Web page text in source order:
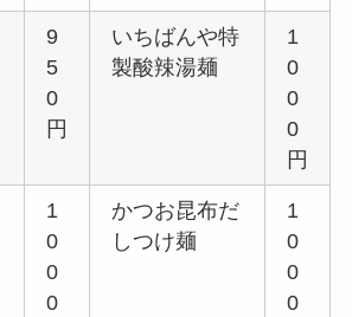
9
5
0
円
いちばんや特
製酸辣湯麺
1
0
0
0
円
1
0
0
0
かつお昆布だ
しつけ麺
1
0
0
0